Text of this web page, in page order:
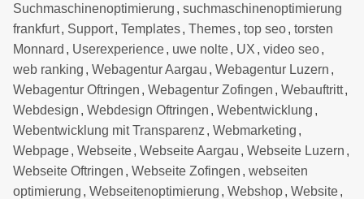
Suchmaschinenoptimierung , suchmaschinenoptimierung
frankfurt, Support, Templates, Themes, top seo, torsten
Monnard , Userexperience, uwe nolte, UX , video seo,
web ranking , Webagentur Aargau , Webagentur Luzern ,
Webagentur Oftringen , Webagentur Zofingen , Webauftritt,
Webdesign , Webdesign Oftringen , Webentwicklung ,
Webentwicklung mit Transparenz , Webmarketing ,
Webpage, Webseite, Webseite Aargau , Webseite Luzern ,
Webseite Oftringen , Webseite Zofingen , webseiten
optimierung , Webseitenoptimierung , Webshop, Website,